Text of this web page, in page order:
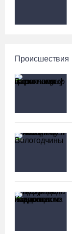
Происшествия